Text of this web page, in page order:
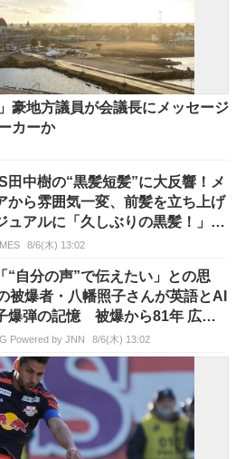
豪地方議員が会議長にメッセージ
カーか
田中樹の“黒髪短髪”に大反響！メ
から雰囲気一変、前髪を立ち上げ
ュアルに「久しぶりの黒髪！」
ばい」「どタイプ」「ドラマ仕様
8/6(木) 13:02
“自分の声”で伝えたい」との思
爆者・八幡照子さんが英語とAI
爆弾の記憶 被爆から81年 広島
」
Powered by JNN 8/6(木) 13:02